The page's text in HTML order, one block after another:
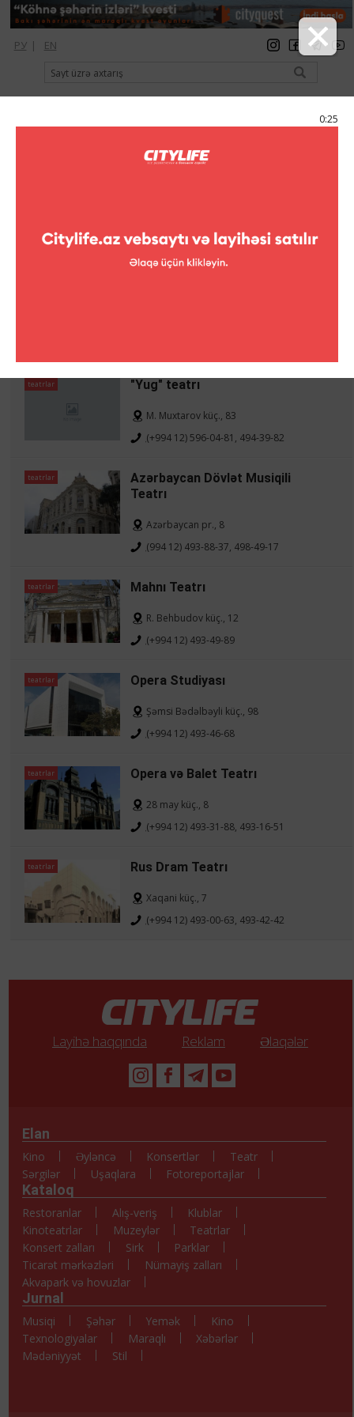
0:25
РУ | EN
qeydiyyat giriş Citylife Magazine
Teatrlar
teatrlar "Yug" teatrı
M. Muxtarov küç., 83
(+994 12) 596-04-81, 494-39-82
teatrlar
Azərbaycan Dövlət Musiqili
Teatrı
Azərbaycan pr., 8
(994 12) 493-88-37, 498-49-17
teatrlar Mahnı Teatrı
R. Behbudov küç., 12
(+994 12) 493-49-89
teatrlar Opera Studiyası
Şəmsi Bədəlbəyli küç., 98
(+994 12) 493-46-68
teatrlar Opera və Balet Teatrı
28 may küç., 8
(+994 12) 493-31-88, 493-16-51
teatrlar Rus Dram Teatrı
Xaqani küç., 7
(+994 12) 493-00-63, 493-42-42
Layihə haqqında Reklam Əlaqələr
Elan
Kino Əyləncə Konsertlər
Teatr
Sərgilər
Uşaqlara Fotoreportajlar
Kataloq
Restoranlar Alış-veriş
Klublar
Kinoteatrlar
Muzeylər
Teatrlar
Konsert zalları
Sirk
Parklar
Ticarət mərkəzləri
Nümayiş zalları
Akvapark və hovuzlar
Jurnal
Musiqi Şəhər Yemək
Kino
Texnologiyalar
Maraqlı
Xəbərlər
Mədəniyyət
Stil